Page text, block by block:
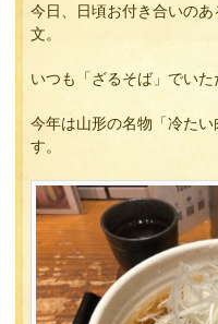
今日、日頃お付き合いの
文。
いつも「ざるそば」でい
今年は山形の名物「冷た
す。